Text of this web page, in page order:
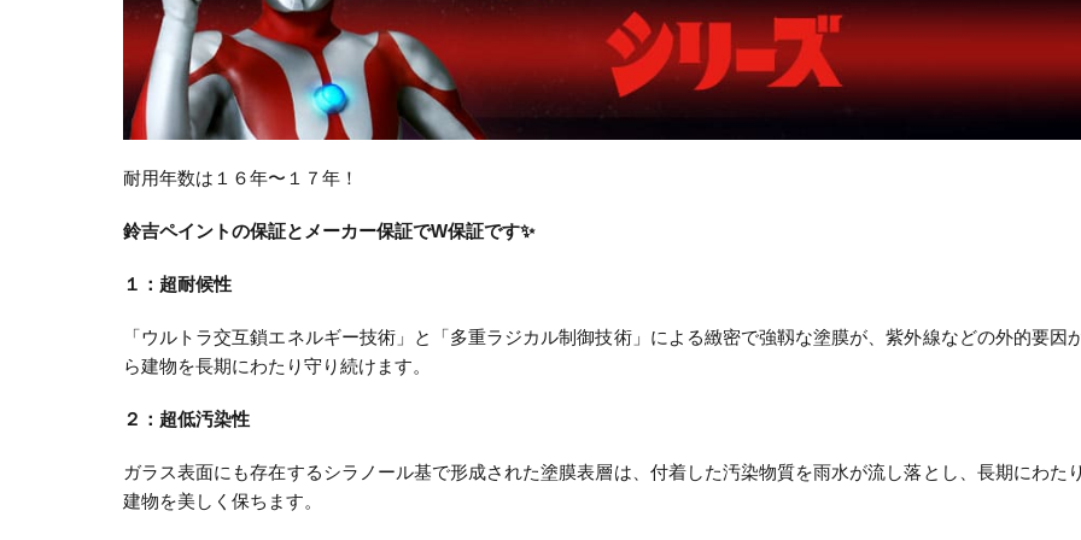
耐用年数は１６年〜１７年！
鈴吉ペイントの保証とメーカー保証でW保証です✨
１：超耐候性
「ウルトラ交互鎖エネルギー技術」と「多重ラジカル制御技術」による緻密で強靱な塗膜が、紫外線などの外的要因
ら建物を長期にわたり守り続けます。
２：超低汚染性
ガラス表面にも存在するシラノール基で形成された塗膜表層は、付着した汚染物質を雨水が流し落とし、長期にわた
建物を美しく保ちます。